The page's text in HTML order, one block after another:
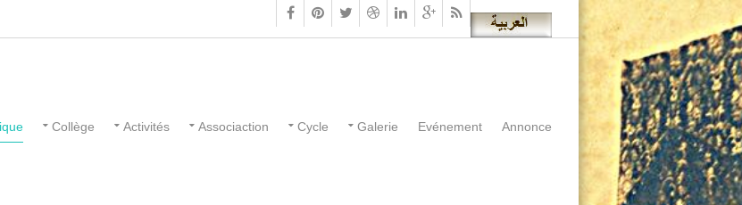
Collège Activités Associaction Cycle Galerie Evénement Annonce